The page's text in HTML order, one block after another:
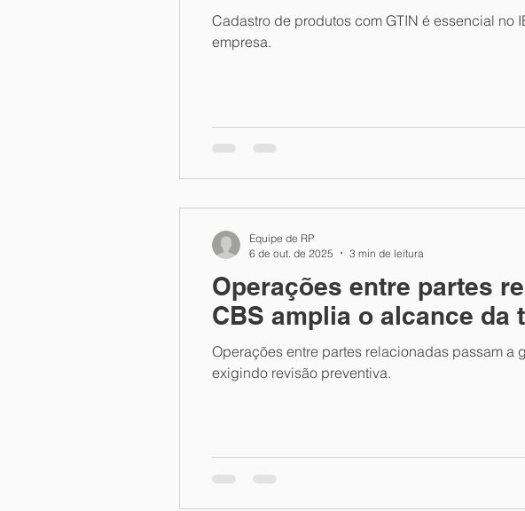
Cadastro de produtos com GTIN é essencial no
empresa.
Operações entre partes
CBS amplia o alcance
Operações entre partes relacionadas passam a
exigindo revisão preventiva.
Equipe de RP
6 de out. de 2025
3 min de leitura